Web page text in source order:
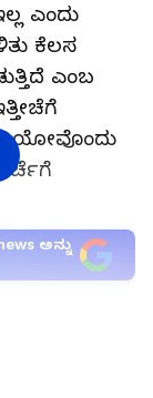
ಎಂದು
ಕೆಲಸ
ಎಂಬ
ಅನ್ನು